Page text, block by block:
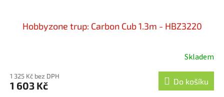
Hobbyzone trup: Carbon Cub 1.3m - HBZ3220
Skladem
1 325 Kč bez DPH
1 603 Kč Do košíku